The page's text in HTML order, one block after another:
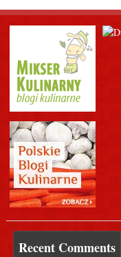
Recent Comments